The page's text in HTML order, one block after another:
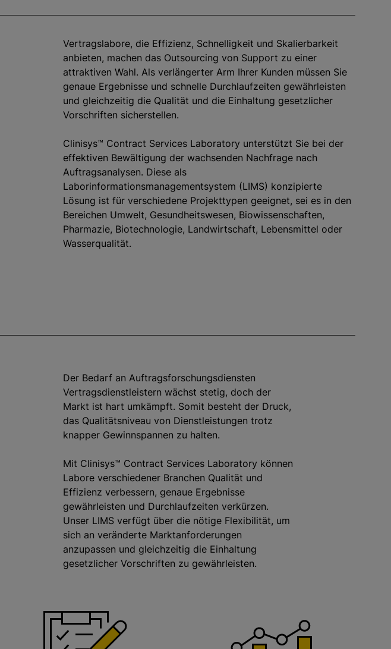
Vertragslabore, die Effizienz, Schnelligkeit und Skalierbarkeit
anbieten, machen das Outsourcing von Support zu einer
attraktiven Wahl. Als verlängerter Arm Ihrer Kunden müssen Sie
genaue Ergebnisse und schnelle Durchlaufzeiten gewährleisten
und gleichzeitig die Qualität und die Einhaltung gesetzlicher
Vorschriften sicherstellen.
Clinisys™ Contract Services Laboratory unterstützt Sie bei der
effektiven Bewältigung der wachsenden Nachfrage nach
Auftragsanalysen. Diese als
Laborinformationsmanagementsystem (LIMS) konzipierte
Lösung ist für verschiedene Projekttypen geeignet, sei es in den
Bereichen Umwelt, Gesundheitswesen, Biowissenschaften,
Pharmazie, Biotechnologie, Landwirtschaft, Lebensmittel oder
Wasserqualität.
Der Bedarf an Auftragsforschungsdiensten
Vertragsdienstleistern wächst stetig, doch der
Markt ist hart umkämpft. Somit besteht der Druck,
das Qualitätsniveau von Dienstleistungen trotz
knapper Gewinnspannen zu halten.
Mit Clinisys™ Contract Services Laboratory können
Labore verschiedener Branchen Qualität und
Effizienz verbessern, genaue Ergebnisse
gewährleisten und Durchlaufzeiten verkürzen.
Unser LIMS verfügt über die nötige Flexibilität, um
sich an veränderte Marktanforderungen
anzupassen und gleichzeitig die Einhaltung
gesetzlicher Vorschriften zu gewährleisten.